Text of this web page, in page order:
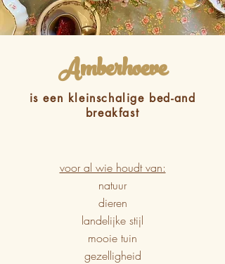
Amberhoeve
is een kleinschalige bed-and
breakfast
voor al wie houdt van:
natuur
dieren
landelijke stijl
mooie tuin
gezelligheid